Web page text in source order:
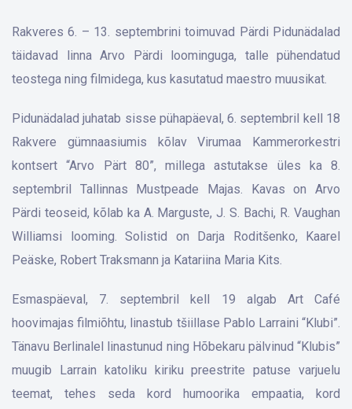
Rakveres 6. – 13. septembrini toimuvad Pärdi Pidunädalad
täidavad linna Arvo Pärdi loominguga, talle pühendatud
teostega ning filmidega, kus kasutatud maestro muusikat.
Pidunädalad juhatab sisse pühapäeval, 6. septembril kell 18
Rakvere gümnaasiumis kõlav Virumaa Kammerorkestri
kontsert “Arvo Pärt 80”, millega astutakse üles ka 8.
septembril Tallinnas Mustpeade Majas. Kavas on Arvo
Pärdi teoseid, kõlab ka A. Marguste, J. S. Bachi, R. Vaughan
Williamsi looming. Solistid on Darja Roditšenko, Kaarel
Peäske, Robert Traksmann ja Katariina Maria Kits.
Esmaspäeval, 7. septembril kell 19 algab Art Café
hoovimajas filmiõhtu, linastub tšiillase Pablo Larraini “Klubi”.
Tänavu Berlinalel linastunud ning Hõbekaru pälvinud “Klubis”
muugib Larrain katoliku kiriku preestrite patuse varjuelu
teemat, tehes seda kord humoorika empaatia, kord